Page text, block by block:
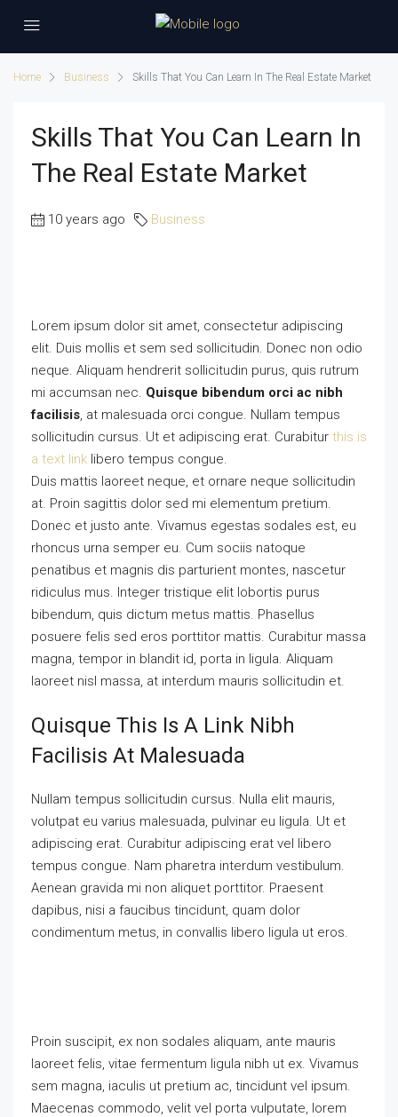
Home Business Skills That You Can Learn In The Real Estate Market
Skills That You Can Learn In
The Real Estate Market
10 years ago Business
Lorem ipsum dolor sit amet, consectetur adipiscing
elit. Duis mollis et sem sed sollicitudin. Donec non odio
neque. Aliquam hendrerit sollicitudin purus, quis rutrum
mi accumsan nec. Quisque bibendum orci ac nibh
facilisis, at malesuada orci congue. Nullam tempus
sollicitudin cursus. Ut et adipiscing erat. Curabitur this is
a text link libero tempus congue.
Duis mattis laoreet neque, et ornare neque sollicitudin
at. Proin sagittis dolor sed mi elementum pretium.
Donec et justo ante. Vivamus egestas sodales est, eu
rhoncus urna semper eu. Cum sociis natoque
penatibus et magnis dis parturient montes, nascetur
ridiculus mus. Integer tristique elit lobortis purus
bibendum, quis dictum metus mattis. Phasellus
posuere felis sed eros porttitor mattis. Curabitur massa
magna, tempor in blandit id, porta in ligula. Aliquam
laoreet nisl massa, at interdum mauris sollicitudin et.
Quisque This Is A Link Nibh
Facilisis At Malesuada
Nullam tempus sollicitudin cursus. Nulla elit mauris,
volutpat eu varius malesuada, pulvinar eu ligula. Ut et
adipiscing erat. Curabitur adipiscing erat vel libero
tempus congue. Nam pharetra interdum vestibulum.
Aenean gravida mi non aliquet porttitor. Praesent
dapibus, nisi a faucibus tincidunt, quam dolor
condimentum metus, in convallis libero ligula ut eros.
Proin suscipit, ex non sodales aliquam, ante mauris
laoreet felis, vitae fermentum ligula nibh ut ex. Vivamus
sem magna, iaculis ut pretium ac, tincidunt vel ipsum.
Maecenas commodo, velit vel porta vulputate, lorem